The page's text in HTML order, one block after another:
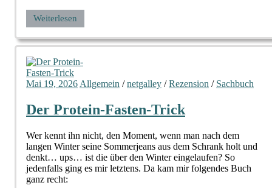
Weiterlesen
Mai 19, 2026 Allgemein /netgalley /Rezension / Sachbuch
Der Protein-Fasten-Trick
Wer kennt ihn nicht, den Moment, wenn man nach dem
langen Winter seine Sommerjeans aus dem Schrank holt und
denkt… ups… ist die über den Winter eingelaufen? So
jedenfalls ging es mir letztens. Da kam mir folgendes Buch
ganz recht: